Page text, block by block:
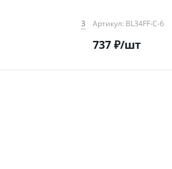
3 Артикул: BL34FF-C-6
737₽/шт